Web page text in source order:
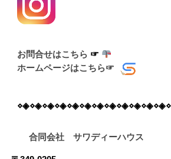
お問合せはこちら ☞
ホームページはこちら☞
合同会社 サワディーハウス